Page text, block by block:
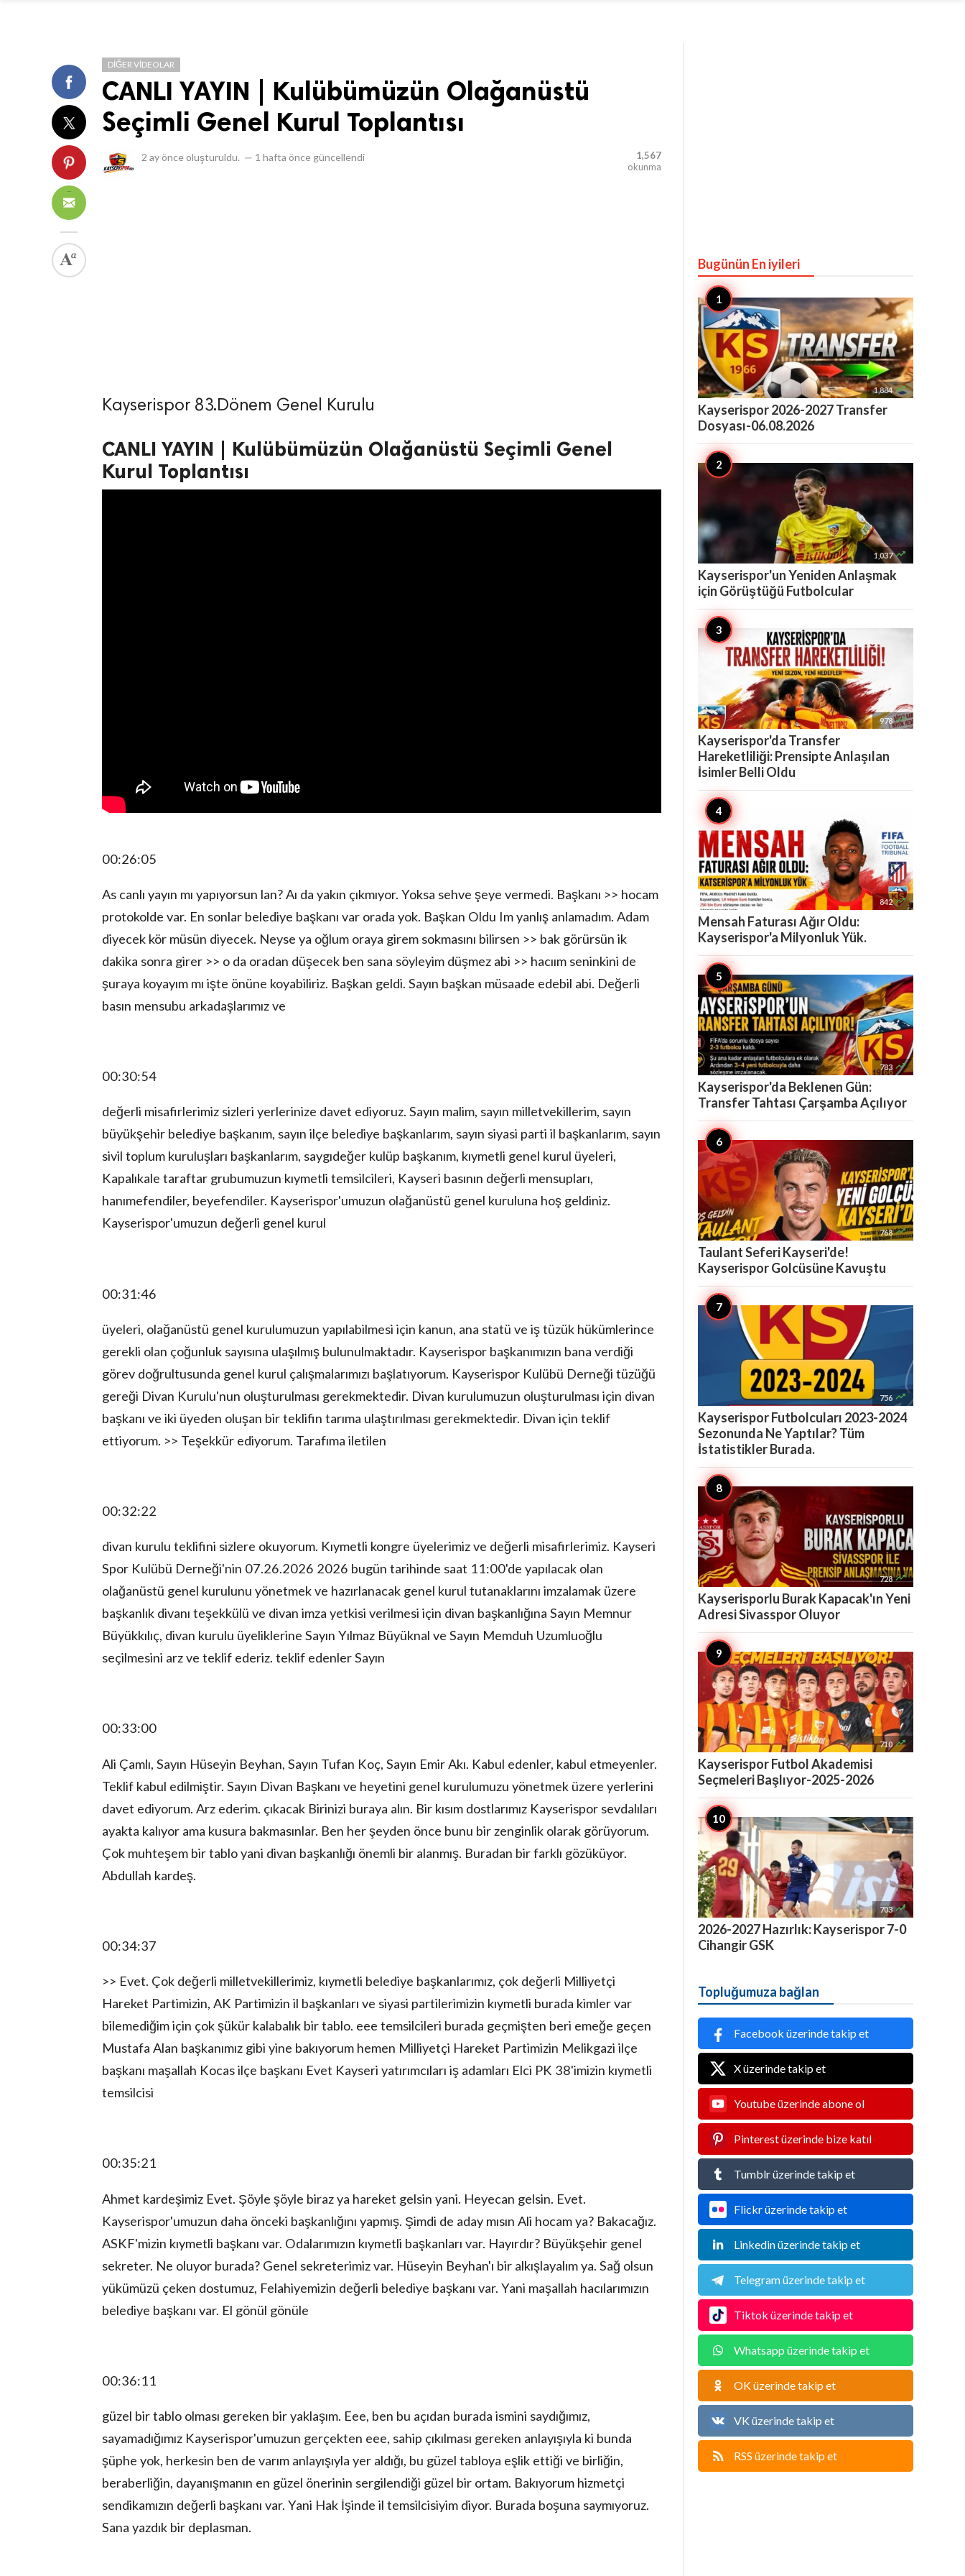
DIĞER VIDEOLAR
CANLI YAYIN | Kulübümüzün Olağanüstü
Seçimli Genel Kurul Toplantısı
2 ay önce oluşturuldu. — 1 hafta önce güncellendi
1,567
okunma
Kayserispor 83.Dönem Genel Kurulu
CANLI YAYIN | Kulübümüzün Olağanüstü Seçimli Genel
Kurul Toplantısı
00:26:05
As canlı yayın mı yapıyorsun lan? Aı da yakın çıkmıyor. Yoksa sehve şeye vermedi. Başkanı >> hocam
protokolde var. En sonlar belediye başkanı var orada yok. Başkan Oldu Im yanlış anlamadım. Adam
diyecek kör müsün diyecek. Neyse ya oğlum oraya girem sokmasını bilirsen >> bak görürsün ik
dakika sonra girer >> o da oradan düşecek ben sana söyleyim düşmez abi >> hacıım seninkini de
şuraya koyayım mı işte önüne koyabiliriz. Başkan geldi. Sayın başkan müsaade edebil abi. Değerli
basın mensubu arkadaşlarımız ve
00:30:54
değerli misafirlerimiz sizleri yerlerinize davet ediyoruz. Sayın malim, sayın milletvekillerim, sayın
büyükşehir belediye başkanım, sayın ilçe belediye başkanlarım, sayın siyasi parti il başkanlarım, sayın
sivil toplum kuruluşları başkanlarım, saygıdeğer kulüp başkanım, kıymetli genel kurul üyeleri,
Kapalıkale taraftar grubumuzun kıymetli temsilcileri, Kayseri basının değerli mensupları,
hanımefendiler, beyefendiler. Kayserispor'umuzun olağanüstü genel kuruluna hoş geldiniz.
Kayserispor'umuzun değerli genel kurul
00:31:46
üyeleri, olağanüstü genel kurulumuzun yapılabilmesi için kanun, ana statü ve iş tüzük hükümlerince
gerekli olan çoğunluk sayısına ulaşılmış bulunulmaktadır. Kayserispor başkanımızın bana verdiği
görev doğrultusunda genel kurul çalışmalarımızı başlatıyorum. Kayserispor Kulübü Derneği tüzüğü
gereği Divan Kurulu'nun oluşturulması gerekmektedir. Divan kurulumuzun oluşturulması için divan
başkanı ve iki üyeden oluşan bir teklifin tarıma ulaştırılması gerekmektedir. Divan için teklif
ettiyorum. >> Teşekkür ediyorum. Tarafıma iletilen
00:32:22
divan kurulu teklifini sizlere okuyorum. Kıymetli kongre üyelerimiz ve değerli misafirlerimiz. Kayseri
Spor Kulübü Derneği'nin 07.26.2026 2026 bugün tarihinde saat 11:00'de yapılacak olan
olağanüstü genel kurulunu yönetmek ve hazırlanacak genel kurul tutanaklarını imzalamak üzere
başkanlık divanı teşekkülü ve divan imza yetkisi verilmesi için divan başkanlığına Sayın Memnur
Büyükkılıç, divan kurulu üyeliklerine Sayın Yılmaz Büyüknal ve Sayın Memduh Uzumluoğlu
seçilmesini arz ve teklif ederiz. teklif edenler Sayın
00:33:00
Ali Çamlı, Sayın Hüseyin Beyhan, Sayın Tufan Koç, Sayın Emir Akı. Kabul edenler, kabul etmeyenler.
Teklif kabul edilmiştir. Sayın Divan Başkanı ve heyetini genel kurulumuzu yönetmek üzere yerlerini
davet ediyorum. Arz ederim. çıkacak Birinizi buraya alın. Bir kısım dostlarımız Kayserispor sevdalıları
ayakta kalıyor ama kusura bakmasınlar. Ben her şeyden önce bunu bir zenginlik olarak görüyorum.
Çok muhteşem bir tablo yani divan başkanlığı önemli bir alanmış. Buradan bir farklı gözüküyor.
Abdullah kardeş.
00:34:37
>> Evet. Çok değerli milletvekillerimiz, kıymetli belediye başkanlarımız, çok değerli Milliyetçi
Hareket Partimizin, AK Partimizin il başkanları ve siyasi partilerimizin kıymetli burada kimler var
bilemediğim için çok şükür kalabalık bir tablo. eee temsilcileri burada geçmişten beri emeğe geçen
Mustafa Alan başkanımız gibi yine bakıyorum hemen Milliyetçi Hareket Partimizin Melikgazi ilçe
başkanı maşallah Kocas ilçe başkanı Evet Kayseri yatırımcıları iş adamları Elci PK 38'imizin kıymetli
temsilcisi
00:35:21
Ahmet kardeşimiz Evet. Şöyle şöyle biraz ya hareket gelsin yani. Heyecan gelsin. Evet.
Kayserispor'umuzun daha önceki başkanlığını yapmış. Şimdi de aday mısın Ali hocam ya? Bakacağız.
ASKF'mizin kıymetli başkanı var. Odalarımızın kıymetli başkanları var. Hayırdır? Büyükşehir genel
sekreter. Ne oluyor burada? Genel sekreterimiz var. Hüseyin Beyhan'ı bir alkışlayalım ya. Sağ olsun
yükümüzü çeken dostumuz, Felahiyemizin değerli belediye başkanı var. Yani maşallah hacılarımızın
belediye başkanı var. El gönül gönüle
00:36:11
güzel bir tablo olması gereken bir yaklaşım. Eee, ben bu açıdan burada ismini saydığımız,
sayamadığımız Kayserispor'umuzun gerçekten eee, sahip çıkılması gereken anlayışıyla ki bunda
şüphe yok, herkesin ben de varım anlayışıyla yer aldığı, bu güzel tabloya eşlik ettiği ve birliğin,
beraberliğin, dayanışmanın en güzel önerinin sergilendiği güzel bir ortam. Bakıyorum hizmetçi
sendikamızın değerli başkanı var. Yani Hak İşinde il temsilcisiyim diyor. Burada boşuna saymıyoruz.
Sana yazdık bir deplasman.
Bugünün En iyileri
1,884 
Kayserispor 2026-2027 Transfer
Dosyası-06.08.2026
1,037 
Kayserispor'un Yeniden Anlaşmak
için Görüştüğü Futbolcular
978 
Kayserispor'da Transfer
Hareketliliği: Prensipte Anlaşılan
İsimler Belli Oldu
842 
Mensah Faturası Ağır Oldu:
Kayserispor'a Milyonluk Yük.
783 
Kayserispor'da Beklenen Gün:
Transfer Tahtası Çarşamba Açılıyor
768 
Taulant Seferi Kayseri'de!
Kayserispor Golcüsüne Kavuştu
756 
Kayserispor Futbolcuları 2023-2024
Sezonunda Ne Yaptılar? Tüm
İstatistikler Burada.
728 
Kayserisporlu Burak Kapacak'ın Yeni
Adresi Sivasspor Oluyor
710 
Kayserispor Futbol Akademisi
Seçmeleri Başlıyor-2025-2026
703 
2026-2027 Hazırlık: Kayserispor 7-0
Cihangir GSK
Topluğumuza bağlan
Facebook üzerinde takip et
X üzerinde takip et
Youtube üzerinde abone ol
Pinterest üzerinde bize katıl
Tumblr üzerinde takip et
Flickr üzerinde takip et
Linkedin üzerinde takip et
Telegram üzerinde takip et
Tiktok üzerinde takip et
Whatsapp üzerinde takip et
OK üzerinde takip et
VK üzerinde takip et
RSS üzerinde takip et